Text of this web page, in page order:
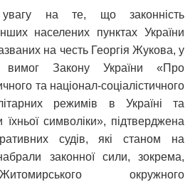
на те, що законність
населених пунктах України
на честь Георгія Жукова, у
вимог Закону України «Про
та націонал-соціалістичного
режимів в Україні та
символіки», підтверджена
судів, які станом на
законної сили, зокрема,
окружного